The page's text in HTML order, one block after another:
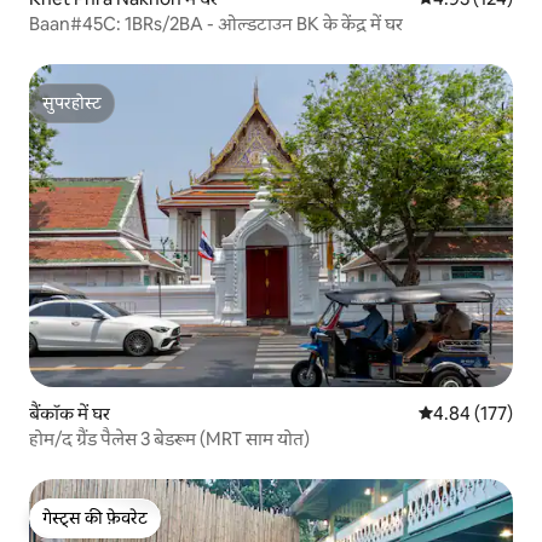
Baan#45C: 1BRs/2BA - ओल्डटाउन BK के केंद्र में घर
सुपरहोस्ट
सुपरहोस्ट
बैंकॉक में घर औसत रेटिंग 5 में से
4.84 (177)
होम/द ग्रैंड पैलेस 3 बेडरूम (MRT साम योत)
गेस्ट्स की फ़ेवरेट
गेस्ट्स की फ़ेवरेट